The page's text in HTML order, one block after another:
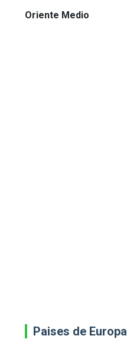
Oriente Medio
Paises de Europa